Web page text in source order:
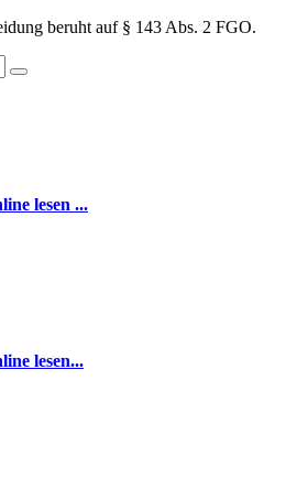
beruht auf § 143 Abs. 2 FGO.
lesen ...
lesen...